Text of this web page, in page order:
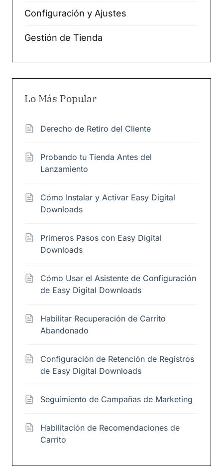
Configuración y Ajustes
Gestión de Tienda
Lo Más Popular
Derecho de Retiro del Cliente
Probando tu Tienda Antes del
Lanzamiento
Cómo Instalar y Activar Easy Digital
Downloads
Primeros Pasos con Easy Digital
Downloads
Cómo Usar el Asistente de Configuración
de Easy Digital Downloads
Habilitar Recuperación de Carrito
Abandonado
Configuración de Retención de Registros
de Easy Digital Downloads
Seguimiento de Campañas de Marketing
Habilitación de Recomendaciones de
Carrito